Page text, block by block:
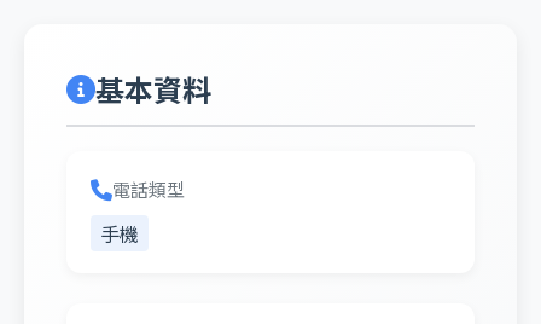
基本資料
電話類型
手機